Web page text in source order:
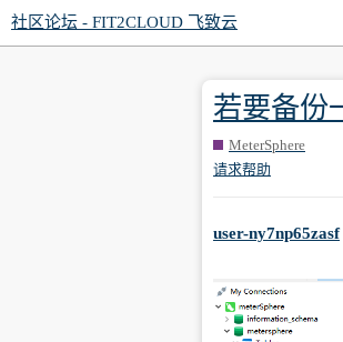
社区论坛 - FIT2CLOUD 飞致云
若要备份
MeterSphere
请求帮助
user-ny7np65zasf